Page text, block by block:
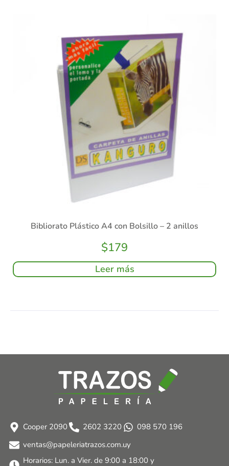
Bibliorato Plástico A4 con Bolsillo – 2 anillos
$179
Leer más
Cooper 2090 2602 3220
098 570 196
ventas@papeleriatrazos.com.uy
Horarios: Lun. a Vier. de 9:00 a 18:00 y